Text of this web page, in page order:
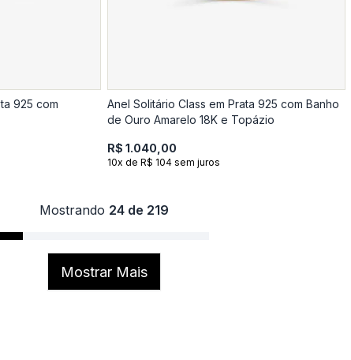
925 com
Anel Solitário Class em Prata 925 com Banho
de Ouro Amarelo 18K e Topázio
R$ 1.040,00
10x de R$ 104 sem juros
Mostrando 24 de 219
Mostrar Mais